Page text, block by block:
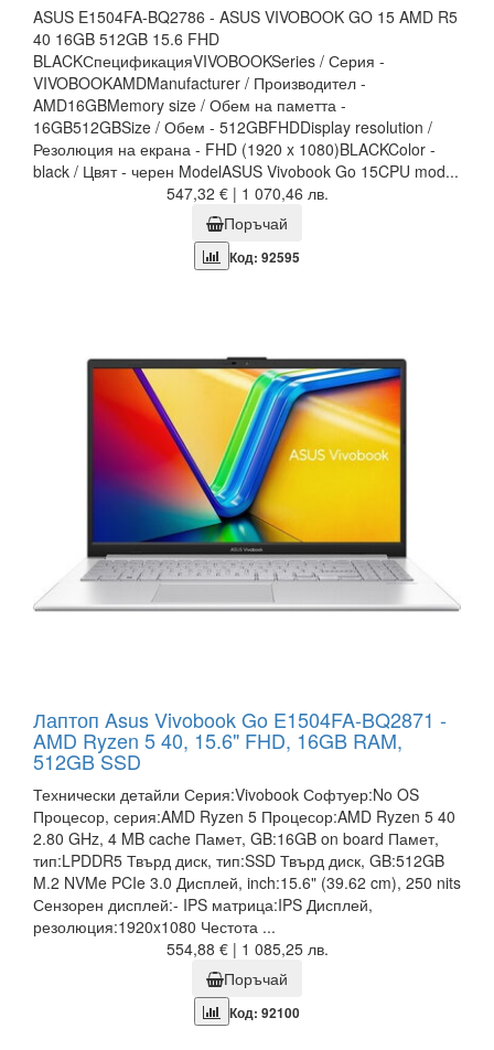
ASUS E1504FA-BQ2786 - ASUS VIVOBOOK GO 15 AMD R5
40 16GB 512GB 15.6 FHD
BLACKСпецификацияVIVOBOOKSeries / Серия -
VIVOBOOKAMDManufacturer / Производител -
AMD16GBMemory size / Обем на паметта -
16GB512GBSize / Обем - 512GBFHDDisplay resolution /
Резолюция на екрана - FHD (1920 x 1080)BLACKColor -
black / Цвят - черен ModelASUS Vivobook Go 15CPU mod...
547,32 € | 1 070,46 лв.
Поръчай
Код: 92595
Лаптоп Asus Vivobook Go E1504FA-BQ2871 -
AMD Ryzen 5 40, 15.6" FHD, 16GB RAM,
512GB SSD
Технически детайли Серия:Vivobook Софтуер:No OS
Процесор, серия:AMD Ryzen 5 Процесор:AMD Ryzen 5 40
2.80 GHz, 4 MB cache Памет, GB:16GB on board Памет,
тип:LPDDR5 Твърд диск, тип:SSD Твърд диск, GB:512GB
M.2 NVMe PCIe 3.0 Дисплей, inch:15.6" (39.62 cm), 250 nits
Сензорен дисплей:- IPS матрица:IPS Дисплей,
резолюция:1920x1080 Честота ...
554,88 € | 1 085,25 лв.
Поръчай
Код: 92100